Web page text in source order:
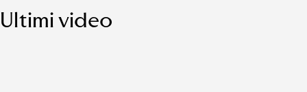
Ultimi video